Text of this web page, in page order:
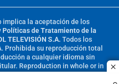
implica la aceptación de los
Políticas de Tratamiento de la
TELEVISIÓN S.A. Todos los
Prohibida su reproducción total
a cualquier idioma sin
Reproduction in whole or in